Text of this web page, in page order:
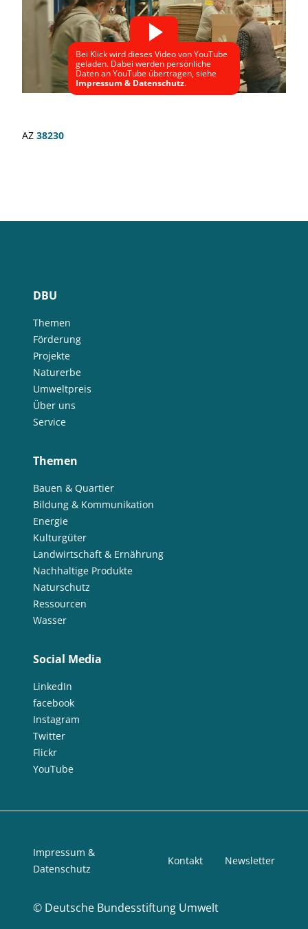
Bei Klick wird dieses Video von YouTube
geladen. Dabei werden persönliche
Daten an YouTube übertragen, siehe
Impressum & Datenschutz.
AZ 38230
DBU
Themen
Förderung
Projekte
Naturerbe
Umweltpreis
Über uns
Service
Themen
Bauen & Quartier
Bildung & Kommunikation
Energie
Kulturgüter
Landwirtschaft & Ernährung
Nachhaltige Produkte
Naturschutz
Ressourcen
Wasser
Social Media
LinkedIn
facebook
Instagram
Twitter
Flickr
YouTube
© Deutsche Bundesstiftung Umwelt
Impressum &
Datenschutz
Kontakt Newsletter